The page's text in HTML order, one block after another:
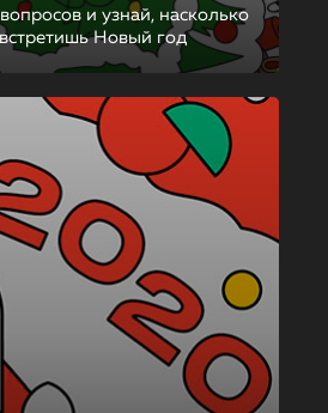
и узнай, насколько
Новый год